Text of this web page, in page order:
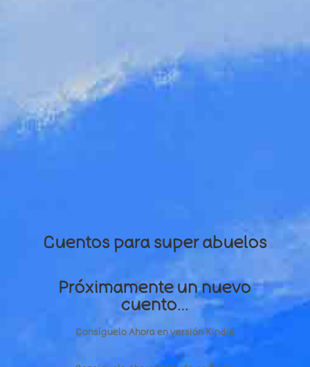
Cuentos para super abuelos
Próximamente un nuevo
cuento…
Consíguelo Ahora en versión Kindle